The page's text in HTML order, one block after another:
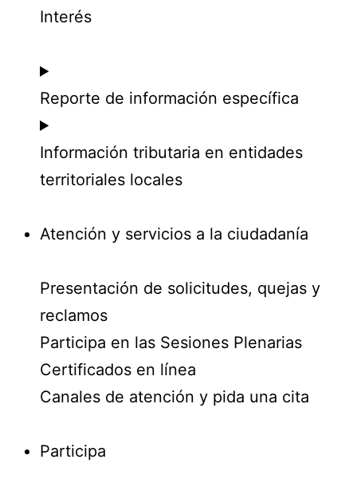
Interés
Reporte de información específica
Información tributaria en entidades
territoriales locales
Atención y servicios a la ciudadanía
Presentación de solicitudes, quejas y
reclamos
Participa en las Sesiones Plenarias
Certificados en línea
Canales de atención y pida una cita
Participa